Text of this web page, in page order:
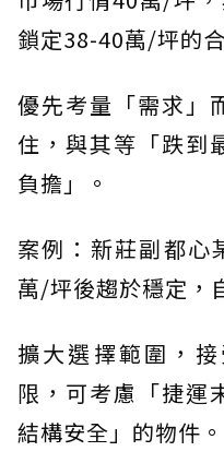
鎖定38-40萬/坪的
優先考量「需求」
住，與其等「跌到
負擔」。
案例：新莊副都心
萬/坪後趨於穩定，
擴大選擇範圍，
限，可考慮「捷運
結構安全」的物件。